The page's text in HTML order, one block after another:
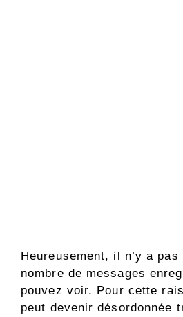
Heureusement, il n’y a
nombre de messages
pouvez voir. Pour cette
peut devenir désordonnée